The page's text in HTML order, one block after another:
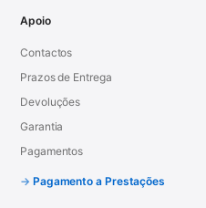
Apoio
Contactos
Prazos de Entrega
Devoluções
Garantia
Pagamentos
Pagamento a Prestações